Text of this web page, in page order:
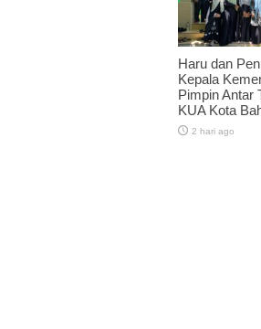
Haru dan
Kepala
Pimpin Antar
KUA Kota
2 hari ago